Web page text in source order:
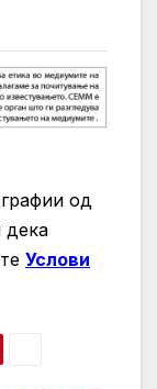
од
дека
Услови